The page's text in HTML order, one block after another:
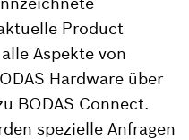
Product
Aspekte von
Hardware über
BODAS Connect.
spezielle Anfragen